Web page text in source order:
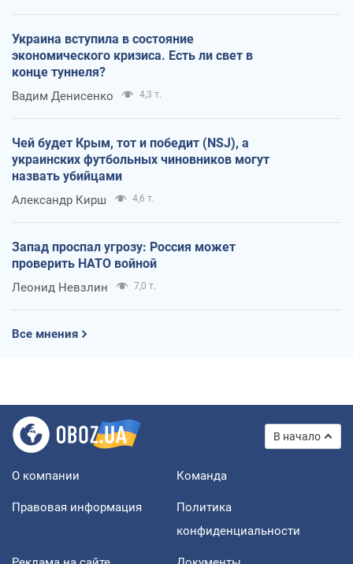
Украина вступила в состояние
экономического кризиса. Есть ли свет в
конце туннеля?
Вадим Денисенко 4,3 т.
Чей будет Крым, тот и победит (NSJ), а
украинских футбольных чиновников могут
назвать убийцами
Александр Кирш 4,6 т.
Запад проспал угрозу: Россия может
проверить НАТО войной
Леонид Невзлин 7,0 т.
Все мнения
В начало
О компании Команда
Правовая информация
Политика
конфиденциальности